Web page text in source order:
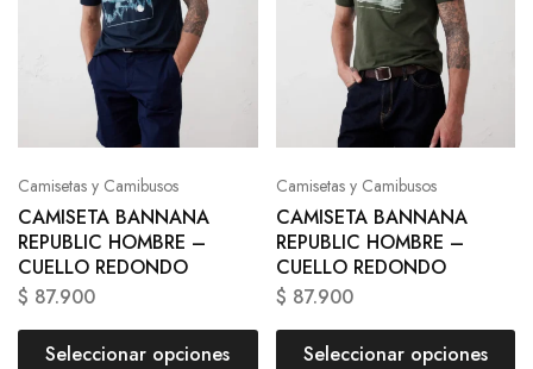
Camisetas y Camibusos
CAMISETA BANNANA
REPUBLIC HOMBRE –
CUELLO REDONDO
$ 87.900
Seleccionar opciones
Camisetas y Camibusos
CAMISETA BANNANA
REPUBLIC HOMBRE –
CUELLO REDONDO
$ 87.900
Seleccionar opciones